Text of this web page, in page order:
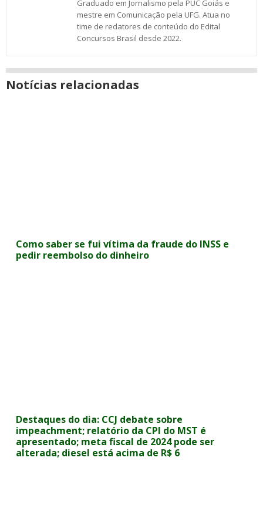
Graduado em Jornalismo pela PUC Goiás e
mestre em Comunicação pela UFG. Atua no
time de redatores de conteúdo do Edital
Concursos Brasil desde 2022.
Notícias relacionadas
Como saber se fui vítima da fraude do INSS e
pedir reembolso do dinheiro
Destaques do dia: CCJ debate sobre
impeachment; relatório da CPI do MST é
apresentado; meta fiscal de 2024 pode ser
alterada; diesel está acima de R$ 6